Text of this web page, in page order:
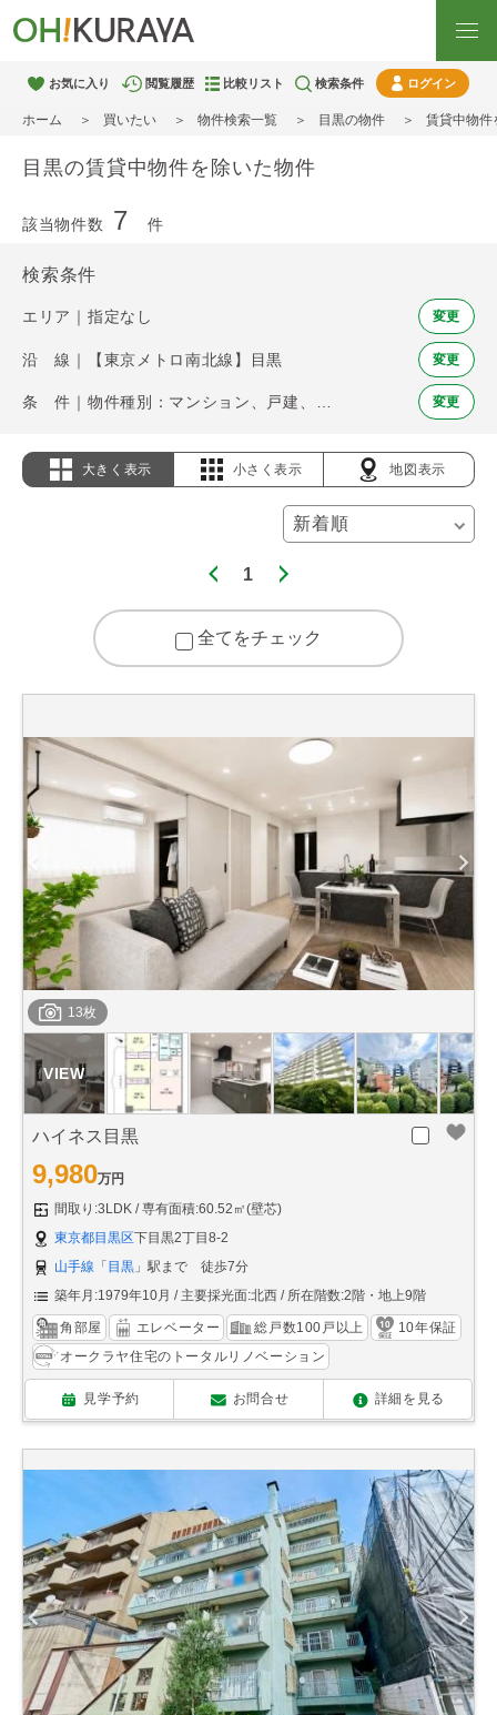
お気に入り 閲覧履歴 比較リスト 検索条件 ログイン
ホーム 買いたい 物件検索一覧 目黒の物件 賃貸中物件
目黒の賃貸中物件を除いた物件
該当物件数 7 件
検索条件
エリア｜指定なし 変更
沿 線｜【東京メトロ南北線】目黒 変更
変更
大きく表示 小さく表示 地図表示
1
全てをチェック
13枚
ハイネス目黒
9,980万円
間取り:3LDK
専有面積:60.52㎡(壁芯)
東京都目黒区下目黒2丁目8-2
山手線 「 目黒 」駅まで 徒歩7分
築年月:1979年10月
主要採光面:北西 所在階数:2階・地上9階
角部屋 エレベーター 総戸数100戸以上
10年保証
オークラヤ住宅のトータルリノベーション
見学予約 お問合せ 詳細を見る